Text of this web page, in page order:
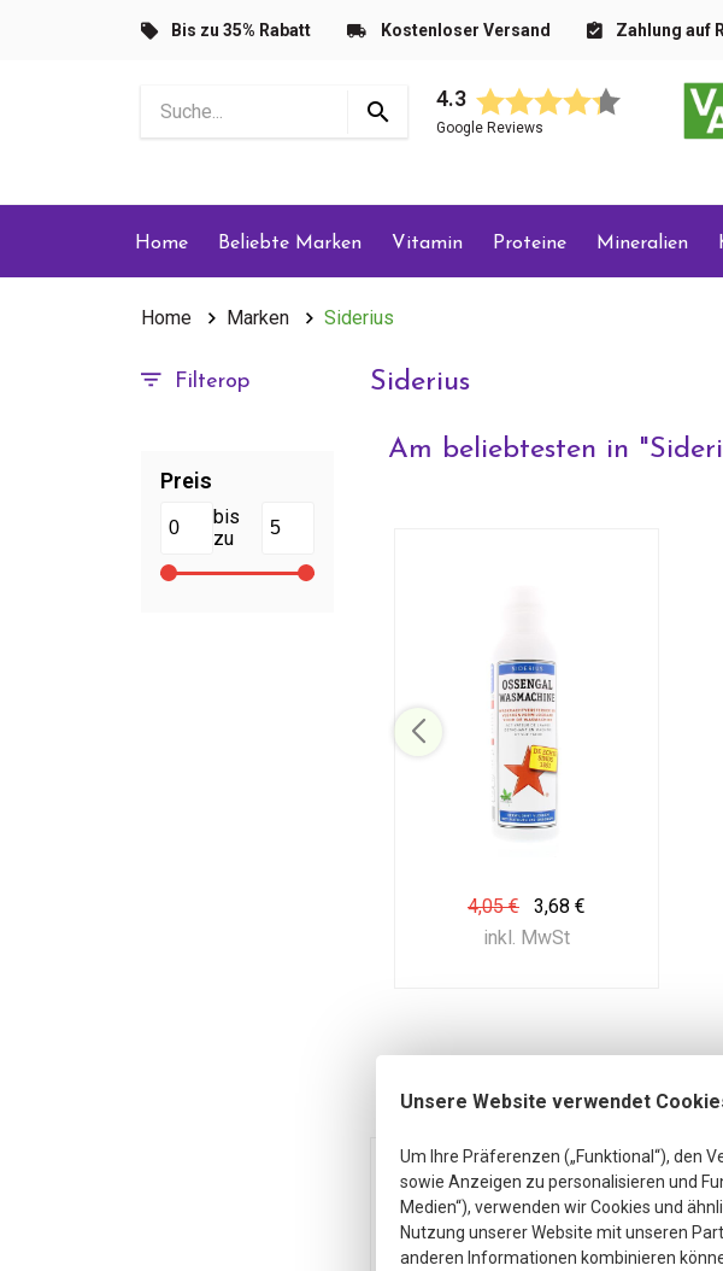
Bis zu 35% Rabatt Kostenloser Versand Zahlung auf
4.3
Google Reviews
Home Beliebte Marken Vitamin Proteine Mineralien
Home Marken Siderius
Filterop
Preis
bis
zu
Siderius
Am beliebtesten in "
4,05 €
3,68 €
inkl. MwSt
Unsere Website verwendet
Um Ihre Präferenzen („Funktional“), den
sowie Anzeigen zu personalisieren und
Medien“), verwenden wir Cookies und
Nutzung unserer Website mit unseren
anderen Informationen kombinieren